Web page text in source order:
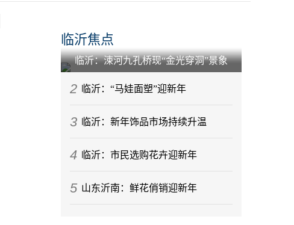
临沂焦点
临沂：涑河九孔桥现“金光穿洞”景象
2 临沂：“马娃面塑”迎新年
3 临沂：新年饰品市场持续升温
4 临沂：市民选购花卉迎新年
5 山东沂南：鲜花俏销迎新年